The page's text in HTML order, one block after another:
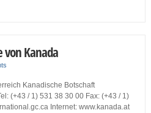
von Kanada
Kanadische Botschaft
(+43 / 1) 531 38 30 00 Fax: (+43 / 1)
Internet: www.kanada.at